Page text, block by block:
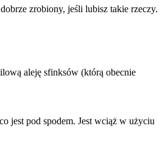
zrobiony, jeśli lubisz takie rzeczy.
aleję sfinksów (którą obecnie
jest pod spodem. Jest wciąż w użyciu